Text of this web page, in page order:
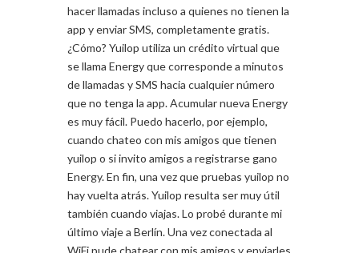
hacer llamadas incluso a quienes no tienen la
app y enviar SMS, completamente gratis.
¿Cómo? Yuilop utiliza un crédito virtual que
se llama Energy que corresponde a minutos
de llamadas y SMS hacia cualquier número
que no tenga la app. Acumular nueva Energy
es muy fácil. Puedo hacerlo, por ejemplo,
cuando chateo con mis amigos que tienen
yuilop o si invito amigos a registrarse gano
Energy. En fin, una vez que pruebas yuilop no
hay vuelta atrás. Yuilop resulta ser muy útil
también cuando viajas. Lo probé durante mi
último viaje a Berlín. Una vez conectada al
WiFi pude chatear con mis amigos y enviarles